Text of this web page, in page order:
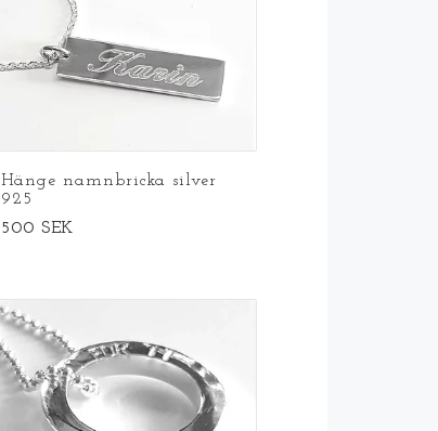
Hänge namnbricka silver
925
500 SEK